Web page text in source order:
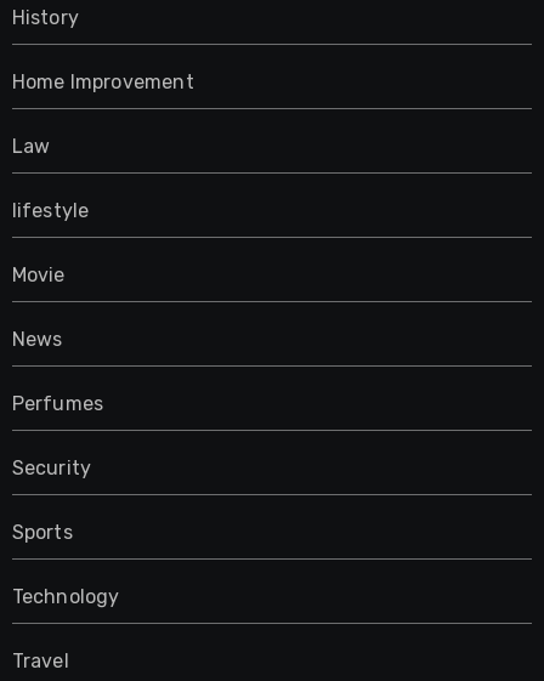
History
Home Improvement
Law
lifestyle
Movie
News
Perfumes
Security
Sports
Technology
Travel